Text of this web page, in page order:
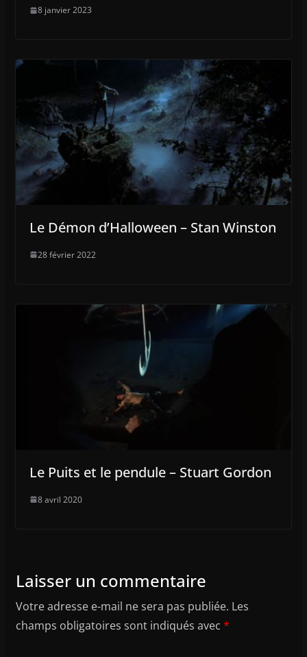
8 janvier 2023
Le Démon d’Halloween – Stan Winston
28 février 2022
Le Puits et le pendule – Stuart Gordon
8 avril 2020
Laisser un commentaire
Votre adresse e-mail ne sera pas publiée. Les
champs obligatoires sont indiqués avec *